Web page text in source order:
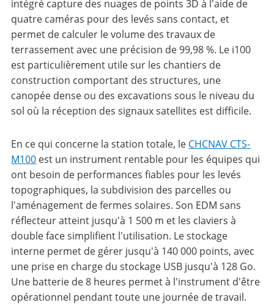
intégré capture des nuages de points 3D à l'aide de
quatre caméras pour des levés sans contact, et
permet de calculer le volume des travaux de
terrassement avec une précision de 99,98 %. Le i100
est particulièrement utile sur les chantiers de
construction comportant des structures, une
canopée dense ou des excavations sous le niveau du
sol où la réception des signaux satellites est difficile.
En ce qui concerne la station totale, le CHCNAV CTS-
M100 est un instrument rentable pour les équipes qui
ont besoin de performances fiables pour les levés
topographiques, la subdivision des parcelles ou
l'aménagement de fermes solaires. Son EDM sans
réflecteur atteint jusqu'à 1 500 m et les claviers à
double face simplifient l'utilisation. Le stockage
interne permet de gérer jusqu'à 140 000 points, avec
une prise en charge du stockage USB jusqu'à 128 Go.
Une batterie de 8 heures permet à l'instrument d'être
opérationnel pendant toute une journée de travail.